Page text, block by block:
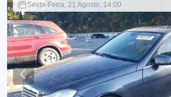
Sexta-Feira, 21 Agosto, 14:00